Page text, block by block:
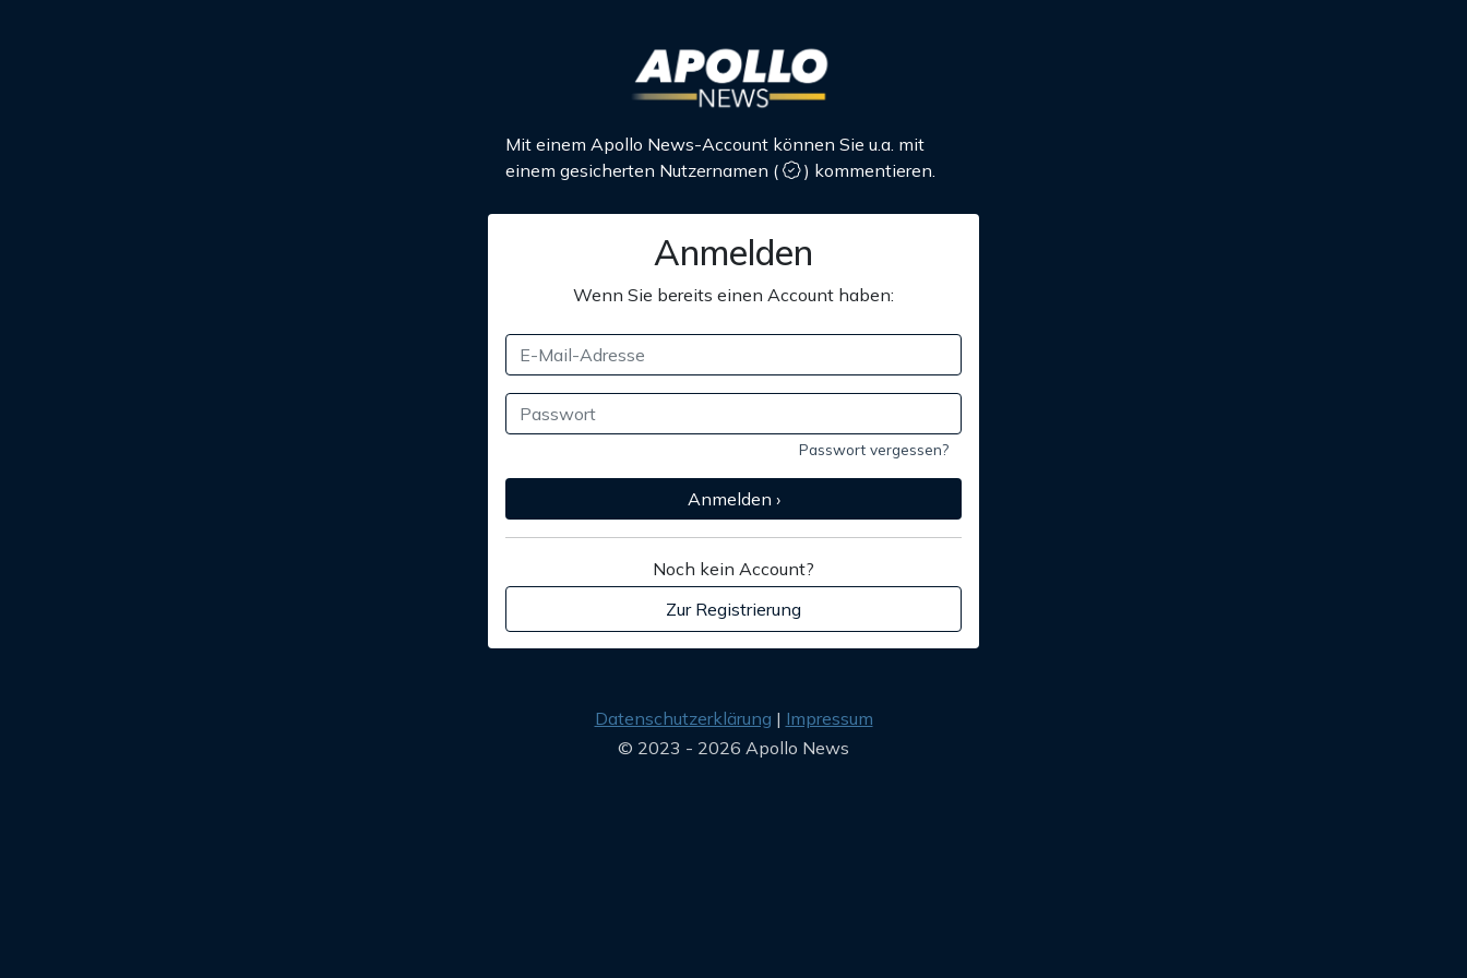
Mit einem Apollo News-Account können Sie u.a. mit
einem gesicherten Nutzernamen ( ) kommentieren.
Anmelden
Wenn Sie bereits einen Account haben:
Passwort vergessen?
Anmelden ›
Noch kein Account?
Zur Registrierung
Datenschutzerklärung
Impressum
© 2023 - 2026 Apollo News